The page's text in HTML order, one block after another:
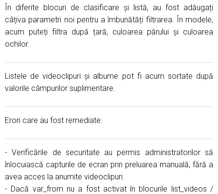
În diferite blocuri de clasificare și listă, au fost adăugați
câțiva parametri noi pentru a îmbunătăți filtrarea. În modele,
acum puteți filtra după țară, culoarea părului și culoarea
ochilor.
Listele de videoclipuri și albume pot fi acum sortate după
valorile câmpurilor suplimentare.
Erori care au fost remediate:
- Verificările de securitate au permis administratorilor să
înlocuiască capturile de ecran prin preluarea manuală, fără a
avea acces la anumite videoclipuri.
- Dacă var_from nu a fost activat în blocurile list_videos /